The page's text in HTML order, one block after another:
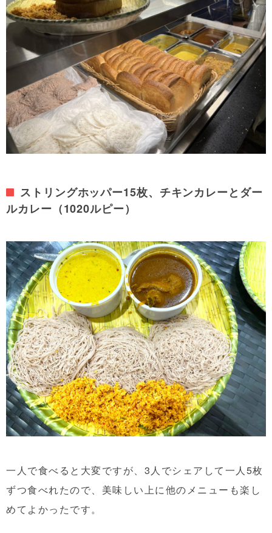
ストリングホッパー15枚、チキンカレーとダー
ルカレー（1020ルピー）
一人で食べると大変ですが、3人でシェアして一人5枚
ずつ食べれたので、美味しい上に他のメニューも楽し
めてよかったです。